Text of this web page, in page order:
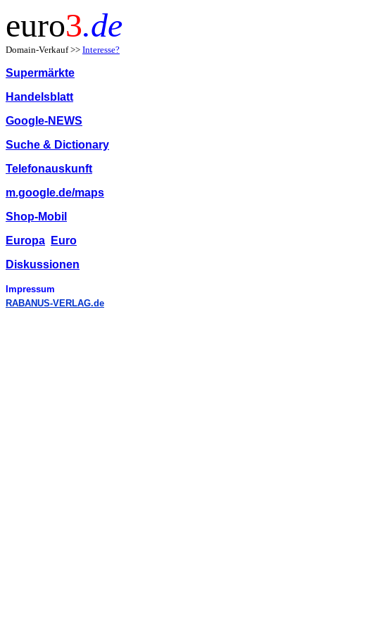
euro3.de
Domain-Verkauf >> Interesse?
Supermärkte
Handelsblatt
Google-NEWS
Suche & Dictionary
Telefonauskunft
m.google.de/maps
Shop-Mobil
Europa
Euro
Diskussionen
Impressum
RABANUS-VERLAG.de